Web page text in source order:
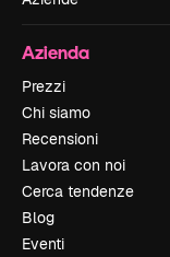
Azienda
Prezzi
Chi siamo
Recensioni
Lavora con noi
Cerca tendenze
Blog
Eventi